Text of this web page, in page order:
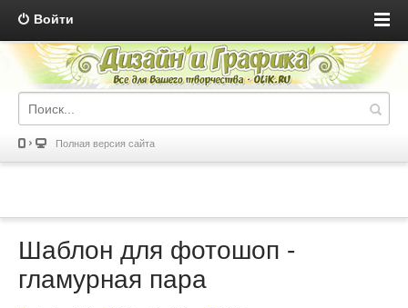
Войти
Полная версия сайта
Шаблон для фотошоп -
гламурная пара